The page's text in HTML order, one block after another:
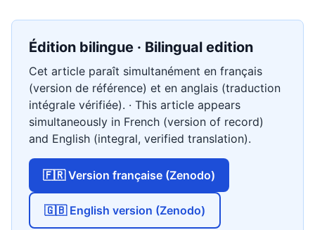
Édition bilingue · Bilingual edition
Cet article paraît simultanément en français
(version de référence) et en anglais (traduction
intégrale vérifiée). · This article appears
simultaneously in French (version of record)
and English (integral, verified translation).
🇫🇷 Version française (Zenodo)
🇬🇧 English version (Zenodo)